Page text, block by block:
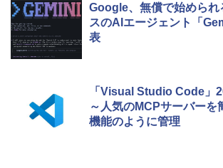
Google、無償で始められ
スのAIエージェント「
表
「Visual Studio Code」
～人気のMCPサーバーを
機能のように管理